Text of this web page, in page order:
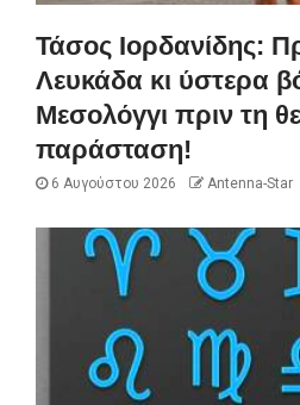
Τάσος Ιορδανίδης:
Λευκάδα κι ύστερα
Μεσολόγγι πριν τη
παράσταση!
6 Αυγούστου 2026 Antenna-Star